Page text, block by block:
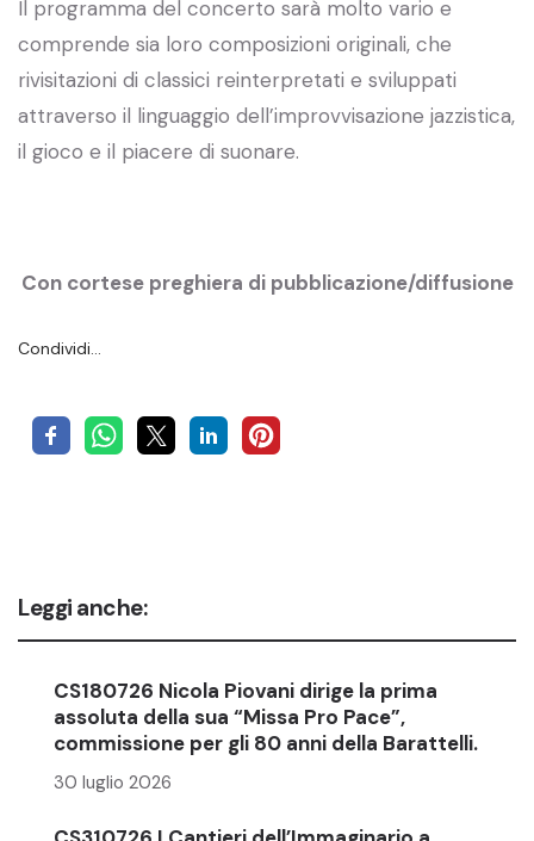
Il programma del concerto sarà molto vario e
comprende sia loro composizioni originali, che
rivisitazioni di classici reinterpretati e sviluppati
attraverso il linguaggio dell’improvvisazione jazzistica,
il gioco e il piacere di suonare.
Con cortese preghiera di pubblicazione/diffusione
Condividi…
Leggi anche:
CS180726 Nicola Piovani dirige la prima
assoluta della sua “Missa Pro Pace”,
commissione per gli 80 anni della Barattelli.
30 luglio 2026